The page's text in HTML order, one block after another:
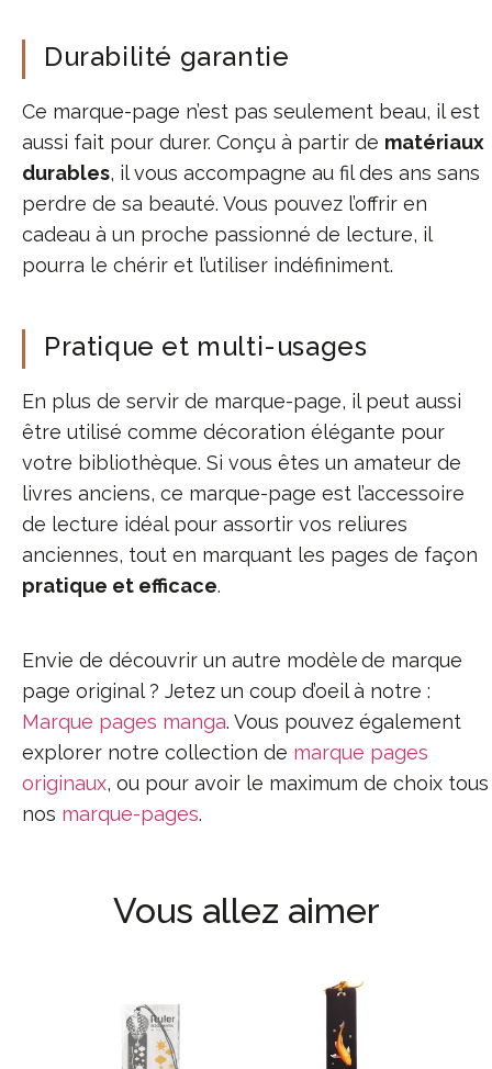
Durabilité garantie
Ce marque-page n’est pas seulement beau, il est
aussi fait pour durer. Conçu à partir de matériaux
durables, il vous accompagne au fil des ans sans
perdre de sa beauté. Vous pouvez l’offrir en
cadeau à un proche passionné de lecture, il
pourra le chérir et l’utiliser indéfiniment.
Pratique et multi-usages
En plus de servir de marque-page, il peut aussi
être utilisé comme décoration élégante pour
votre bibliothèque. Si vous êtes un amateur de
livres anciens, ce marque-page est l’accessoire
de lecture idéal pour assortir vos reliures
anciennes, tout en marquant les pages de façon
pratique et efficace.
Envie de découvrir un autre modèle de marque
page original ? Jetez un coup d’oeil à notre :
Marque pages manga. Vous pouvez également
explorer notre collection de marque pages
originaux, ou pour avoir le maximum de choix tous
nos marque-pages.
Vous allez aimer